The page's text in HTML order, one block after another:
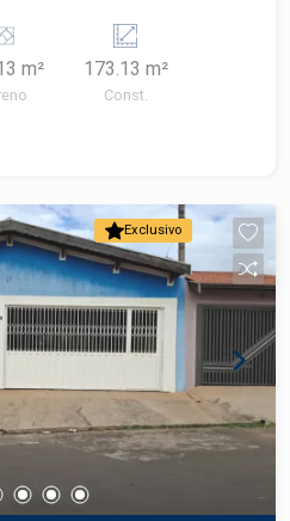
m² 173.13 m²
Const.
Exclusivo